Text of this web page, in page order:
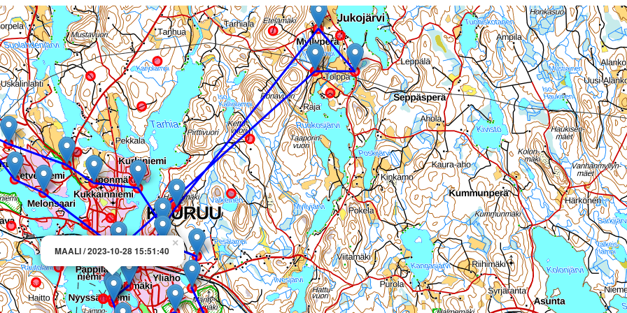
×
MAALI / 2023-10-28 15:51:40